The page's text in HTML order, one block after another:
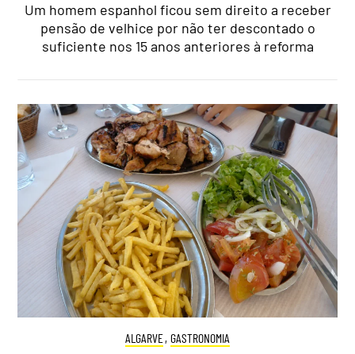
Um homem espanhol ficou sem direito a receber
pensão de velhice por não ter descontado o
suficiente nos 15 anos anteriores à reforma
ALGARVE, GASTRONOMIA